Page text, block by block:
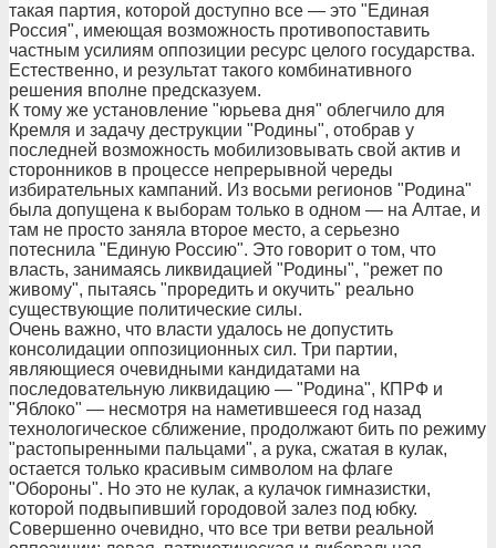
такая партия, которой доступно все — это "Единая
Россия", имеющая возможность противопоставить
частным усилиям оппозиции ресурс целого государства.
Естественно, и результат такого комбинативного
решения вполне предсказуем.
К тому же установление "юрьева дня" облегчило для
Кремля и задачу деструкции "Родины", отобрав у
последней возможность мобилизовывать свой актив и
сторонников в процессе непрерывной череды
избирательных кампаний. Из восьми регионов "Родина"
была допущена к выборам только в одном — на Алтае, и
там не просто заняла второе место, а серьезно
потеснила "Единую Россию". Это говорит о том, что
власть, занимаясь ликвидацией "Родины", "режет по
живому", пытаясь "проредить и окучить" реально
существующие политические силы.
Очень важно, что власти удалось не допустить
консолидации оппозиционных сил. Три партии,
являющиеся очевидными кандидатами на
последовательную ликвидацию — "Родина", КПРФ и
"Яблоко" — несмотря на наметившееся год назад
технологическое сближение, продолжают бить по режиму
"растопыренными пальцами", а рука, сжатая в кулак,
остается только красивым символом на флаге
"Обороны". Но это не кулак, а кулачок гимназистки,
которой подвыпивший городовой залез под юбку.
Совершенно очевидно, что все три ветви реальной